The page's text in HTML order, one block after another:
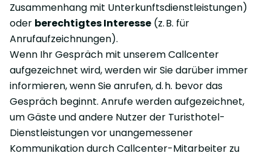
Zusammenhang mit Unterkunftsdienstleistungen)
oder berechtigtes Interesse (z. B. für
Anrufaufzeichnungen).
Wenn Ihr Gespräch mit unserem Callcenter
aufgezeichnet wird, werden wir Sie darüber immer
informieren, wenn Sie anrufen, d. h. bevor das
Gespräch beginnt. Anrufe werden aufgezeichnet,
um Gäste und andere Nutzer der Turisthotel-
Dienstleistungen vor unangemessener
Kommunikation durch Callcenter-Mitarbeiter zu